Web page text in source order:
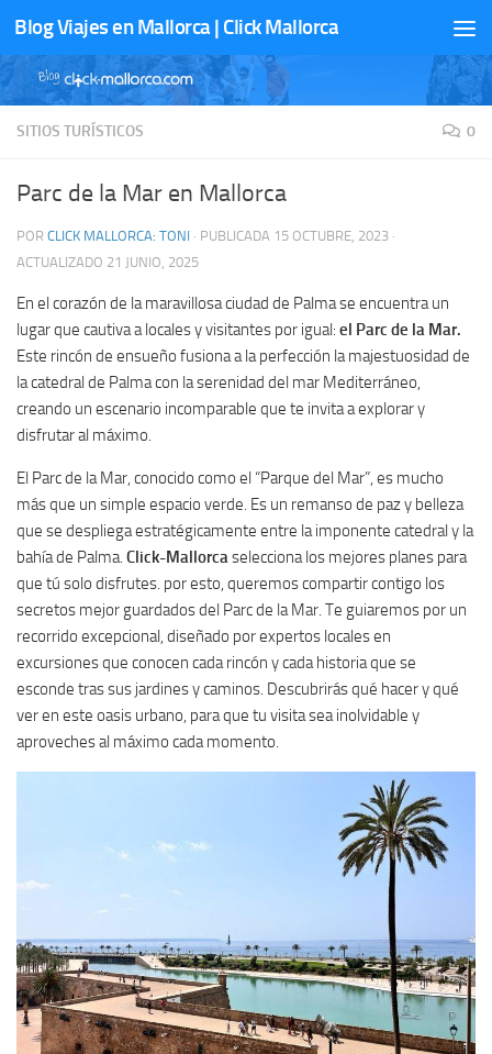
Saltar al contenido
Blog Viajes en Mallorca | Click Mallorca
SITIOS TURÍSTICOS 0
Parc de la Mar en Mallorca
POR CLICK MALLORCA: TONI · PUBLICADA 15 OCTUBRE, 2023 ·
ACTUALIZADO 21 JUNIO, 2025
En el corazón de la maravillosa ciudad de Palma se encuentra un
lugar que cautiva a locales y visitantes por igual: el Parc de la Mar.
Este rincón de ensueño fusiona a la perfección la majestuosidad de
la catedral de Palma con la serenidad del mar Mediterráneo,
creando un escenario incomparable que te invita a explorar y
disfrutar al máximo.
El Parc de la Mar, conocido como el “Parque del Mar”, es mucho
más que un simple espacio verde. Es un remanso de paz y belleza
que se despliega estratégicamente entre la imponente catedral y la
bahía de Palma. Click-Mallorca selecciona los mejores planes para
que tú solo disfrutes. por esto, queremos compartir contigo los
secretos mejor guardados del Parc de la Mar. Te guiaremos por un
recorrido excepcional, diseñado por expertos locales en
excursiones que conocen cada rincón y cada historia que se
esconde tras sus jardines y caminos. Descubrirás qué hacer y qué
ver en este oasis urbano, para que tu visita sea inolvidable y
aproveches al máximo cada momento.